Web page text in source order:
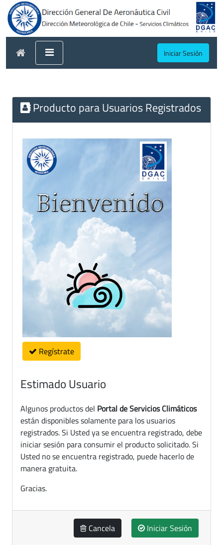
Iniciar Sesión
Producto para Usuarios Registrados
Regístrate
Estimado Usuario
Algunos productos del Portal de Servicios Climáticos
están disponibles solamente para los usuarios
registrados. Si Usted ya se encuentra registrado, debe
iniciar sesión para consumir el producto solicitado. Si
Usted no se encuentra registrado, puede hacerlo de
manera gratuita.
Gracias.
Cancela Iniciar Sesión